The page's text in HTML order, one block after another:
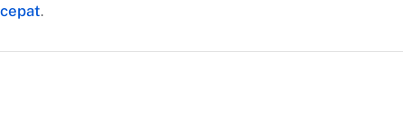
cepat.